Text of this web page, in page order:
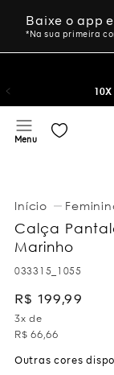
Baixe o app
*Na sua primeira
10X
Calça
Marinho
033315_1055
R$ 199,99
3x de
R$ 66,66